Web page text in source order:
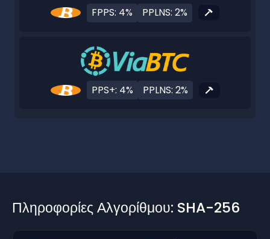
FPPS: 4% PPLNS: 2%
PPS+: 4% PPLNS: 2%
Πληροφορίες Αλγορίθμου: SHA-256